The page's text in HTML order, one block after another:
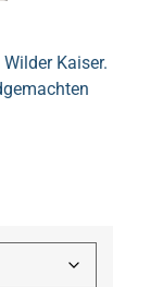
Kaiser.